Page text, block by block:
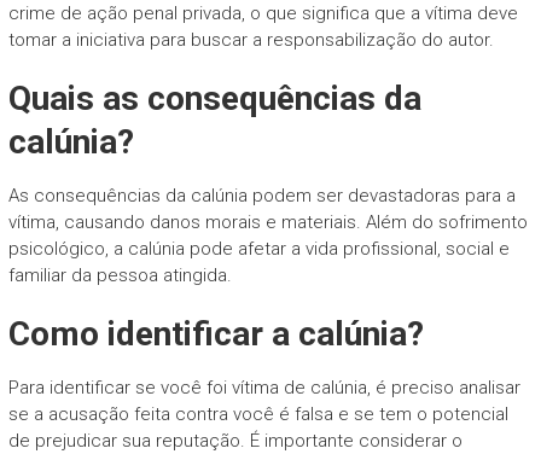
crime de ação penal privada, o que significa que a vítima deve
tomar a iniciativa para buscar a responsabilização do autor.
Quais as consequências da
calúnia?
As consequências da calúnia podem ser devastadoras para a
vítima, causando danos morais e materiais. Além do sofrimento
psicológico, a calúnia pode afetar a vida profissional, social e
familiar da pessoa atingida.
Como identificar a calúnia?
Para identificar se você foi vítima de calúnia, é preciso analisar
se a acusação feita contra você é falsa e se tem o potencial
de prejudicar sua reputação. É importante considerar o